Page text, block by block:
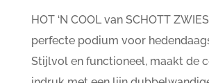
HOT ‘N COOL van SCHOTT
perfecte podium voor
Stijlvol en functioneel, maakt de